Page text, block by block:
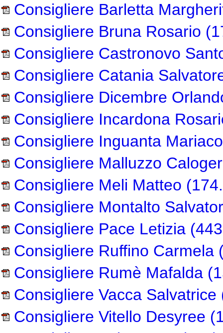
Consigliere Barletta
Consigliere Bruna Rosario
Consigliere Castronovo
Consigliere Catania
Consigliere Dicembre
Consigliere Incardona
Consigliere Inguanta
Consigliere Malluzzo
Consigliere Meli Matteo
Consigliere Montalto
Consigliere Pace Letizia
Consigliere Ruffino Carmela
Consigliere Rumè Mafalda
Consigliere Vacca Salvatrice
Consigliere Vitello Desyree